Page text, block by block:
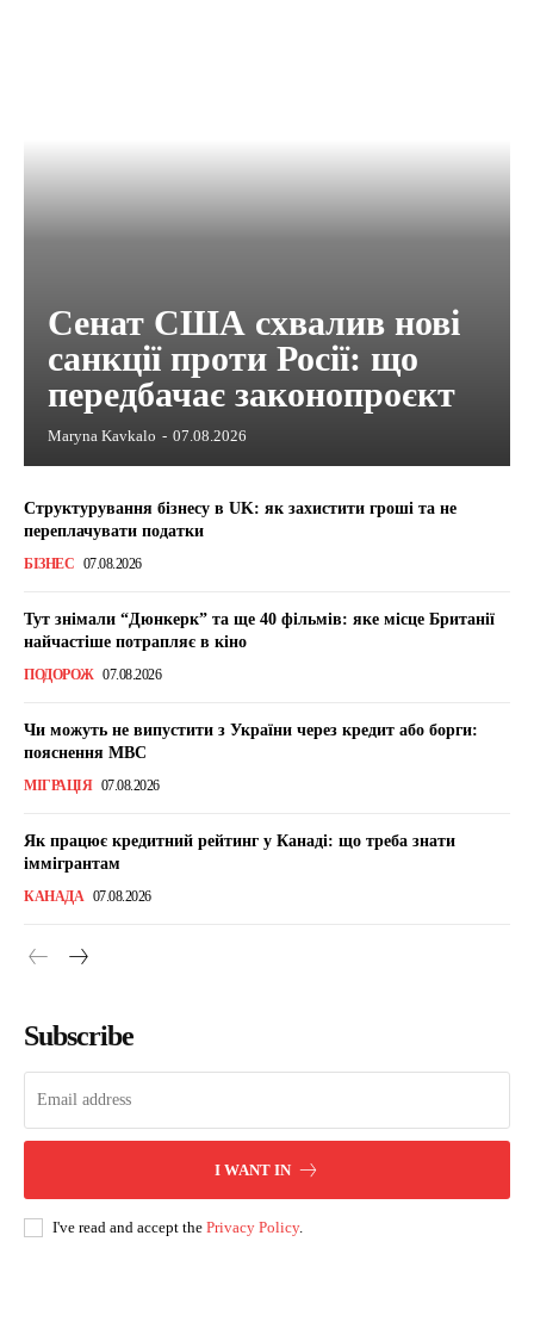
Сенат США схвалив нові
санкції проти Росії: що
передбачає законопроєкт
Maryna Kavkalo - 07.08.2026
Структурування бізнесу в UK: як захистити гроші та не
переплачувати податки
БІЗНЕС 07.08.2026
Тут знімали “Дюнкерк” та ще 40 фільмів: яке місце Британії
найчастіше потрапляє в кіно
ПОДОРОЖ 07.08.2026
Чи можуть не випустити з України через кредит або борги:
пояснення МВС
МІГРАЦІЯ 07.08.2026
Як працює кредитний рейтинг у Канаді: що треба знати
іммігрантам
КАНАДА 07.08.2026
Subscribe
I WANT IN
I've read and accept the Privacy Policy.